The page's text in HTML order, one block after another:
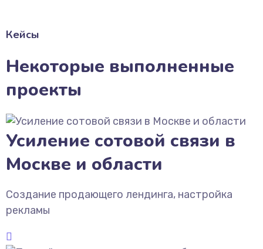
Кейсы
Некоторые выполненные
проекты
Усиление сотовой связи в
Москве и области
Создание продающего лендинга, настройка
рекламы